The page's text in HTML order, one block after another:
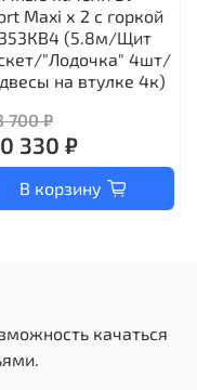
Maxi х 2 с горкой
(5.8м/Щит
"Лодочка" 4шт/
на втулке 4к)
700 ₽
330 ₽
В корзину
качаться